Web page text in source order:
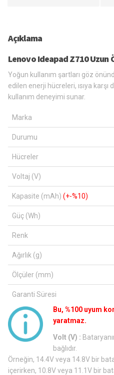
Açıklama
Lenovo Ideapad Z710 Uzun
Yoğun kullanım şartları göz
edilen enerji hücreleri, ısıya karşı
kullanım deneyimi sunar.
Marka
Durumu
Hücreler
Voltaj (V)
Kapasite (mAh) (+-%10)
Güç (Wh)
Renk
Ağırlık (g)
Ölçüler (mm)
Garanti Süresi
Bu, %100 uyum
yaratmaz.
Volt (V) :
bağlıdır.
Örneğin, 14.4V veya 14.8V bir
içerirken, 10.8V veya 11.1V bir